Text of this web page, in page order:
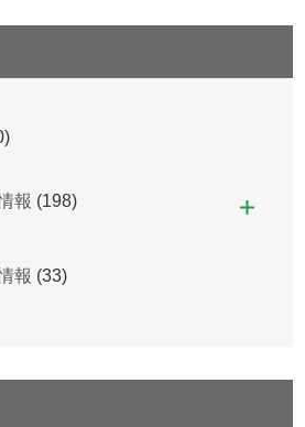
報 (198)
報 (33)